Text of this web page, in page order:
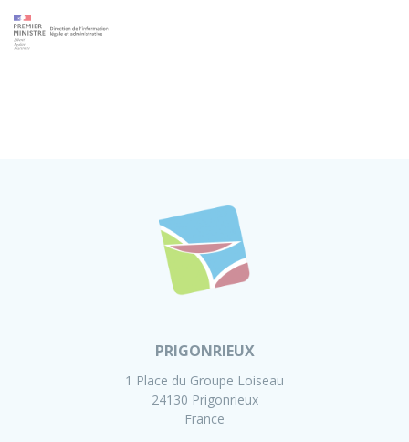
PRIGONRIEUX
1 Place du Groupe Loiseau
24130 Prigonrieux
France